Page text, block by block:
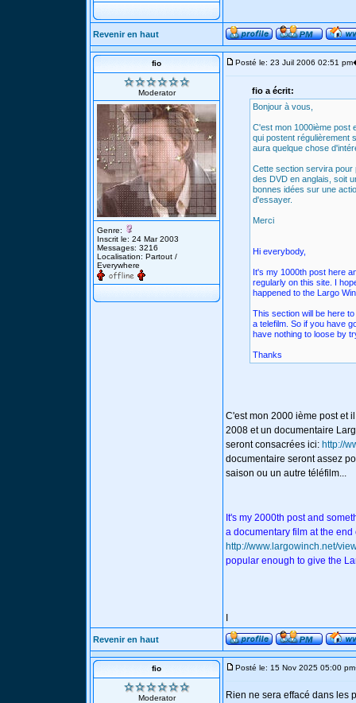
Revenir en haut
fio
Moderator
Genre:
Inscrit le: 24 Mar 2003
Messages: 3216
Localisation: Partout /
Everywhere
Posté le: 23 Juil 2006 02:51 pm
fio a écrit:
Bonjour à vous,
C'est mon 1000ième post
qui postent régulièrement
aura quelque chose
Cette section servira pour
des DVD en anglais, soit
bonnes idées sur une
d'essayer.
Merci
Hi everybody,
It's my 1000th post here
regularly on this site. I
happened to the Largo
This section will be here
a telefilm. So if you have
have nothing to loose by
Thanks
C'est mon 2000 ième post et
2008 et un documentaire
seront consacrées ici: http://
documentaire seront assez
saison ou un autre téléfilm...
It's my 2000th post and
a documentary film at the
http://www.largowinch.net/
popular enough to give the
Revenir en haut
fio
Moderator
Posté le: 15 Nov 2025 05:00 pm
Rien ne sera effacé dans les